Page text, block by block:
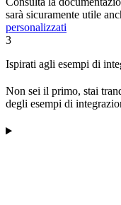
sarà sicuramente utile
personalizzati
3
Ispirati agli esempi di
Non sei il primo, stai
degli esempi di